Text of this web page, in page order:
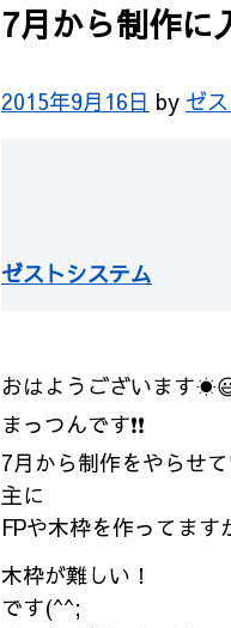
7月から制作に
2015年9月16日 by ゼ
ゼストシステム
おはようございます
まっつんです❗❗
7月から制作をやらせ
主に
FPや木枠を作ってま
木枠が難しい！
です(^^;